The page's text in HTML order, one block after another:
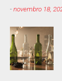
-novembro 18,